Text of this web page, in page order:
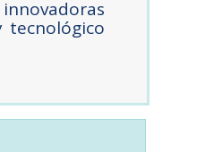
tecnológico